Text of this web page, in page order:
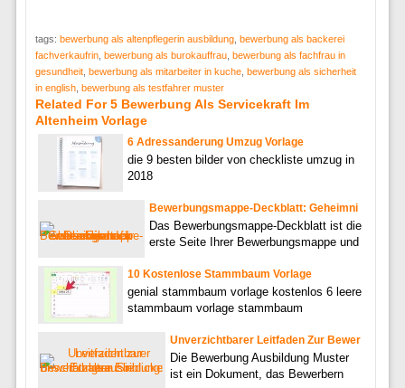
tags: bewerbung als altenpflegerin ausbildung, bewerbung als backerei
fachverkaufrin, bewerbung als burokauffrau, bewerbung als fachfrau in
gesundheit, bewerbung als mitarbeiter in kuche, bewerbung als sicherheit
in english, bewerbung als testfahrer muster
Related For 5 Bewerbung Als Servicekraft Im
Altenheim Vorlage
6 Adressanderung Umzug Vorlage
die 9 besten bilder von checkliste umzug in
2018
Bewerbungsmappe-Deckblatt: Geheimni
Das Bewerbungsmappe-Deckblatt ist die
erste Seite Ihrer Bewerbungsmappe und
10 Kostenlose Stammbaum Vorlage
genial stammbaum vorlage kostenlos 6 leere
stammbaum vorlage stammbaum
Unverzichtbarer Leitfaden Zur Bewer
Die Bewerbung Ausbildung Muster
ist ein Dokument, das Bewerbern